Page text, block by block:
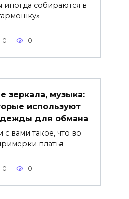
собираются в
0 0
зеркала, музыка:
используют
для обмана
с вами такое, что во
платья
0 0